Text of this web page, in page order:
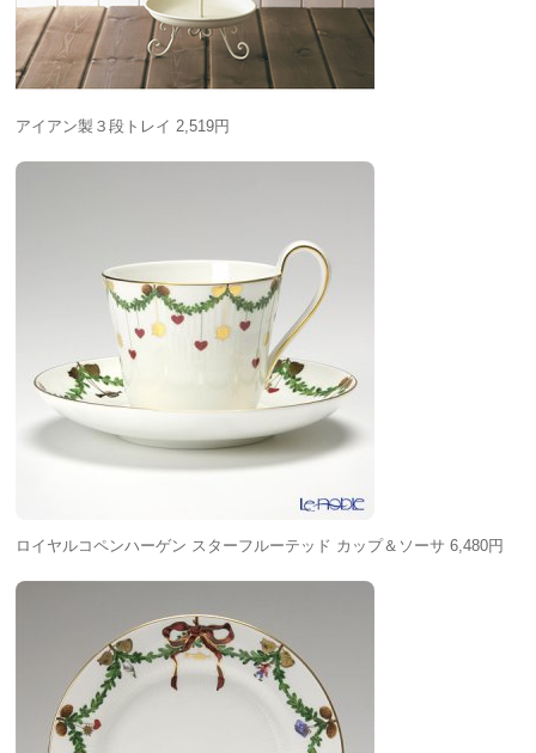
アイアン製３段トレイ 2,519円
ロイヤルコペンハーゲン スターフルーテッド カップ＆ソーサ 6,480円